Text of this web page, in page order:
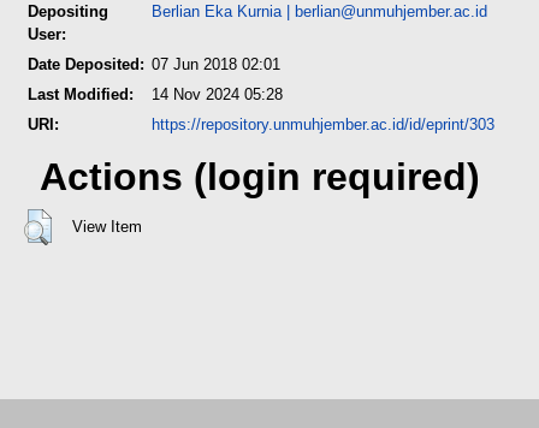
Depositing
User:
Berlian Eka Kurnia | berlian@unmuhjember.ac.id
Date Deposited: 07 Jun 2018 02:01
Last Modified:
14 Nov 2024 05:28
URI:
https://repository.unmuhjember.ac.id/id/eprint/303
Actions (login required)
View Item